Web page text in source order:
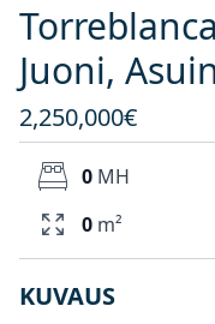
Juoni,
2,250,000€
0 MH
0 m²
KUVAUS